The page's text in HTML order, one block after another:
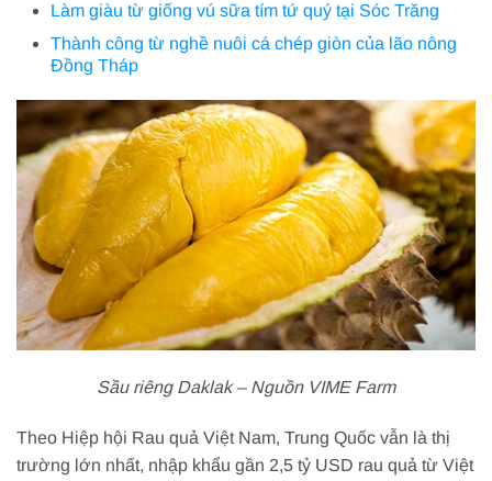
Làm giàu từ giống vú sữa tím tứ quý tại Sóc Trăng
Thành công từ nghề nuôi cá chép giòn của lão nông
Đồng Tháp
Sầu riêng Daklak – Nguồn VIME Farm
Theo Hiệp hội Rau quả Việt Nam, Trung Quốc vẫn là thị
trường lớn nhất, nhập khẩu gần 2,5 tỷ USD rau quả từ Việt